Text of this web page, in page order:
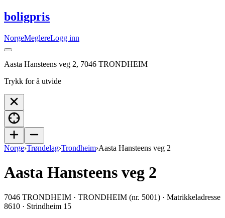
boligpris
NorgeMeglereLogg inn
Aasta Hansteens veg 2, 7046 TRONDHEIM
Trykk for å utvide
Norge›Trøndelag›Trondheim›Aasta Hansteens veg 2
Aasta Hansteens veg 2
7046 TRONDHEIM · TRONDHEIM (nr. 5001) · Matrikkeladresse
8610 · Strindheim 15